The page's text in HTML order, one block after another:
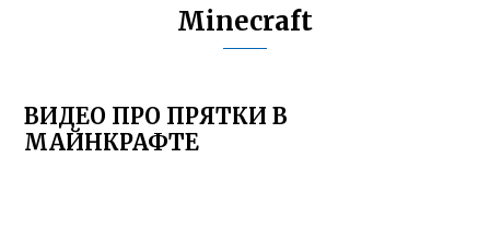
Minecraft
ВИДЕО ПРО ПРЯТКИ В
МАЙНКРАФТЕ